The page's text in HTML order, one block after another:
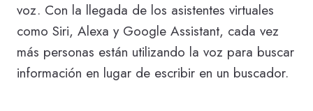
voz. Con la llegada de los asistentes virtuales
como Siri, Alexa y Google Assistant, cada vez
más personas están utilizando la voz para buscar
información en lugar de escribir en un buscador.